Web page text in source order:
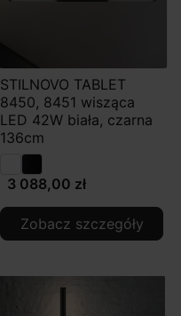
STILNOVO TABLET
8450, 8451 wisząca
LED 42W biała, czarna
136cm
3 088,00 zł
Zobacz szczegóły